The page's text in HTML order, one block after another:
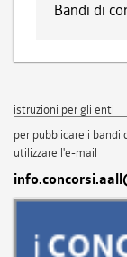
Bandi di
istruzioni per gli enti
per pubblicare i bandi
utilizzare l'e-mail